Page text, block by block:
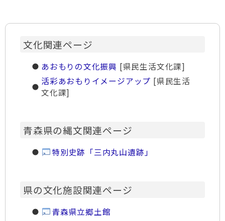
文化関連ページ
あおもりの文化振興 [県民生活文化課]
活彩あおもりイメージアップ [県民生活
文化課]
青森県の縄文関連ページ
特別史跡「三内丸山遺跡」
県の文化施設関連ページ
青森県立郷土館